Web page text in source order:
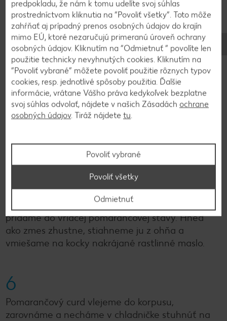
4
Takto pripravené cesto necháme asi pol hodinu v
chladničke. Rúru vyhrejeme na 170 stupňov a
korpus pečieme 30 minút. Necháme ho
vychladnúť a opatrne vyberieme z formy na
servírovací tanier. Kým cesto chladne, pripravíme
pomarančový curd.
5
V hrnci privedieme do varu 500 g pomarančovej
šťavy s cukrom a štipkou soli. V miske zmiešame
zvyšných 60 g pomarančovej šťavy, citrónovú
šťavu a kukuričný škrob. Za stáleho miešania
pridáme do vriacej pomarančovej šťavy. Hneď
ako zmes zhustne, stiahneme ju z ohňa a
vmiešame na kocky nakrájané rastlinné maslo.
6
Pomarančový curd vlejeme do korpusu,
zarovnáme a necháme v chladničke stuhnúť na
predpokladu, že nám k tomu udelíte svoj súhlas
prostredníctvom kliknutia na “Povoliť všetky”. Toto môže
zahŕňať aj prípadný prenos osobných údajov do krajín
mimo EÚ, ktoré nezaručujú primeranú úroveň ochrany
osobných údajov. Kliknutím na “Odmietnuť ” povolíte len
použitie technicky nevyhnutých cookies. Kliknutím na
“Povoliť vybrané” môžete povoliť použitie rôznych typov
cookies, resp. jednotlivé spôsoby použitia. Ďalšie
informácie, vrátane Vášho práva kedykoľvek bezplatne
svoj súhlas odvolať, nájdete v našich Zásadách ochrane
osobných údajov. Tiráž nájdete tu.
Povoliť vybrané
Odmietnuť
Povoliť všetky